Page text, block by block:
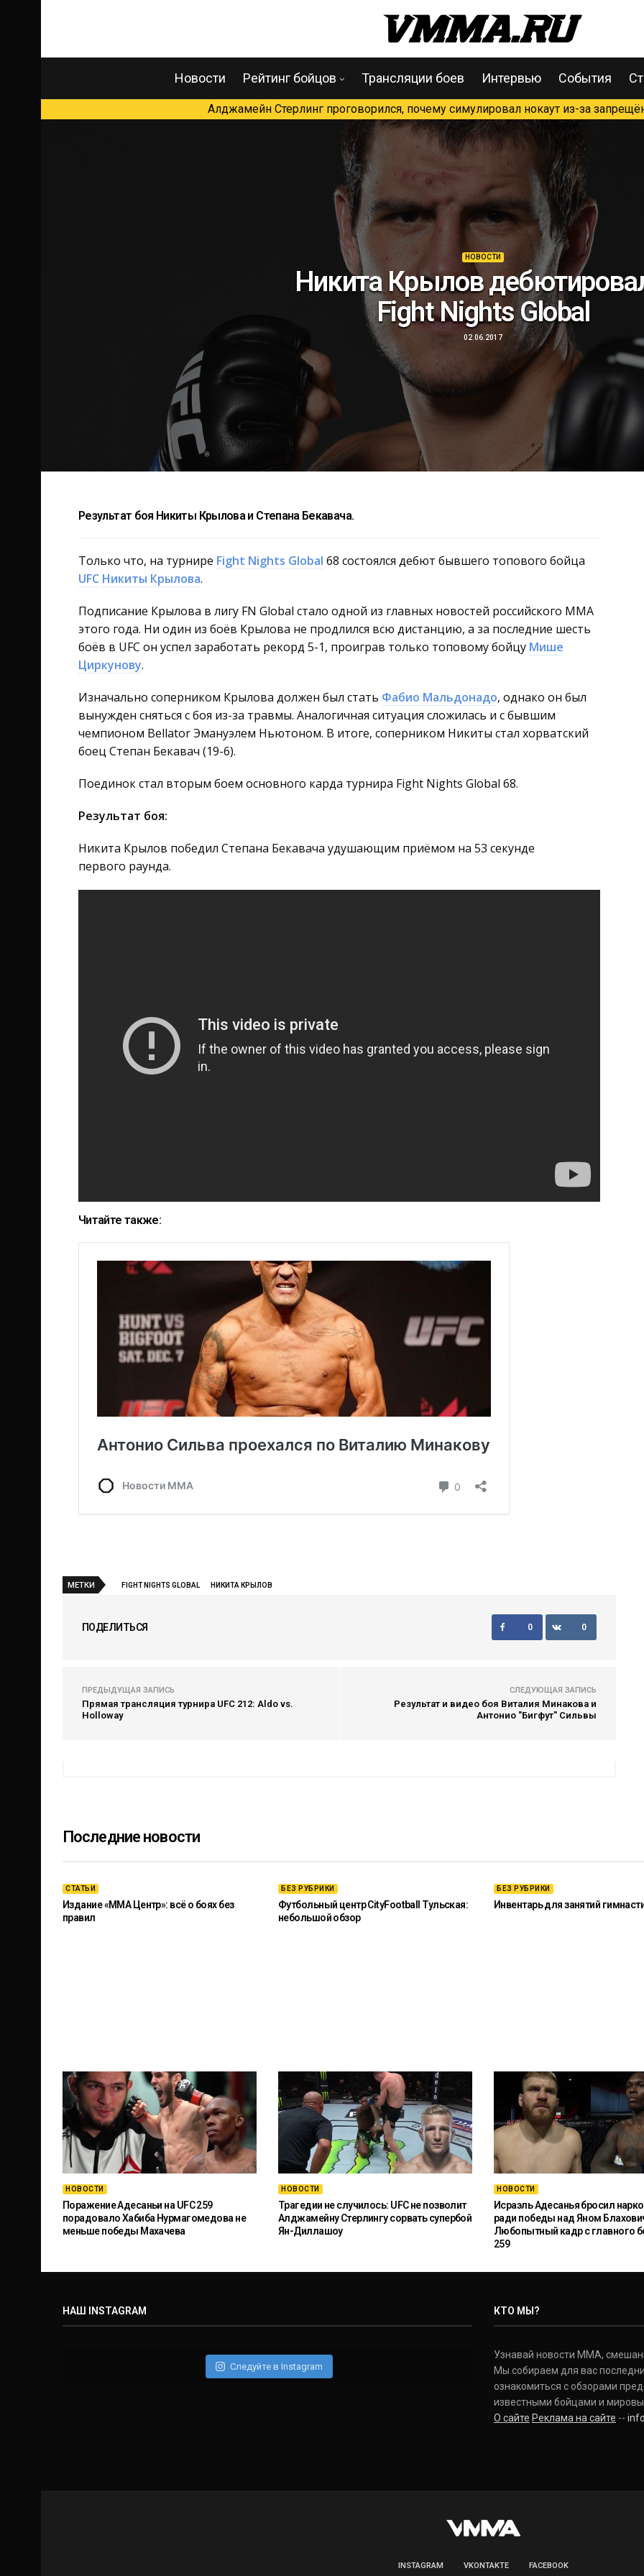
Новости Рейтинг бойцов Трансляции боев Интервью События
Алджамейн Стерлинг проговорился, почему симулировал нокаут из-за
НОВОСТИ
Никита Крылов
Fight Nights Global
02.06.2017
Результат боя Никиты Крылова и Степана Бекавача.
Только что, на турнире Fight Nights Global 68 состоялся дебют бывшего топового бойца
UFC Никиты Крылова.
Подписание Крылова в лигу FN Global стало одной из главных новостей российского MMA
этого года. Ни один из боёв Крылова не продлился всю дистанцию, а за последние шесть
боёв в UFC он успел заработать рекорд 5-1, проиграв только топовому бойцу Мише
Циркунову.
Изначально соперником Крылова должен был стать Фабио Мальдонадо, однако он был
вынужден сняться с боя из-за травмы. Аналогичная ситуация сложилась и с бывшим
чемпионом Bellator Эмануэлем Ньютоном. В итоге, соперником Никиты стал хорватский
боец Степан Бекавач (19-6).
Поединок стал вторым боем основного карда турнира Fight Nights Global 68.
Результат боя:
Никита Крылов победил Степана Бекавача удушающим приёмом на 53 секунде
первого раунда.
Читайте также:
МЕТКИ FIGHT NIGHTS GLOBAL НИКИТА КРЫЛОВ
ПОДЕЛИТЬСЯ 0 0
ПРЕДЫДУЩАЯ ЗАПИСЬ
Прямая трансляция турнира UFC 212: Aldo vs.
Holloway
СЛЕДУЮЩАЯ ЗАПИСЬ
Результат и видео боя Виталия Минакова и
Антонио "Бигфут" Сильвы
Последние новости
СТАТЬИ
Издание «ММА Центр»: всё о боях без
правил
БЕЗ РУБРИКИ
Футбольный центр CityFootball Тульская:
небольшой обзор
БЕЗ РУБРИКИ
Инвентарь для занятий
НОВОСТИ
Поражение Адесаньи на UFC 259
порадовало Хабиба Нурмагомедова не
меньше победы Махачева
НОВОСТИ
Трагедии не случилось: UFC не позволит
Алджамейну Стерлингу сорвать супербой
Ян-Диллашоу
НОВОСТИ
Исраэль Адесанья бросил
ради победы над Яном
Любопытный кадр с главного
259
НАШ INSTAGRAM
Следуйте в Instagram
КТО МЫ?
Узнавай новости ММА,
Мы собираем для вас
ознакомиться с обзорами
известными бойцами и
О сайте Реклама на сайте --
INSTAGRAM VKONTAKTE FACEBOOK